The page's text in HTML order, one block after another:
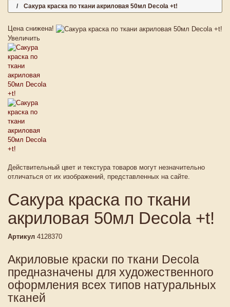
Сакура краска по ткани акриловая 50мл Decola +t!
Цена снижена!
Увеличить
Действительный цвет и текстура товаров могут незначительно
отличаться от их изображений, представленных на сайте.
Сакура краска по ткани
акриловая 50мл Decola +t!
Артикул 4128370
Акриловые краски по ткани Decola
предназначены для художественного
оформления всех типов натуральных
тканей